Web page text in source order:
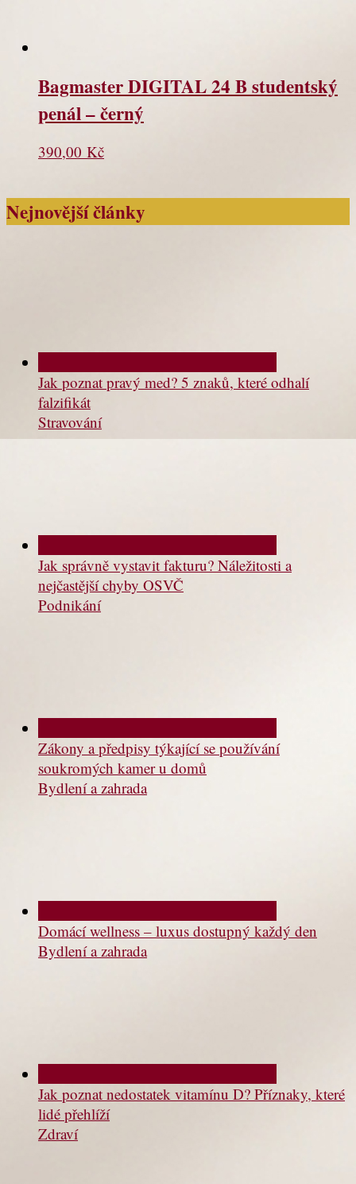
Bagmaster DIGITAL 24 B studentský
penál – černý
390,00 Kč
Nejnovější články
Jak poznat pravý med? 5 znaků, které odhalí
falzifikát
Stravování
Jak správně vystavit fakturu? Náležitosti a
nejčastější chyby OSVČ
Podnikání
Zákony a předpisy týkající se používání
soukromých kamer u domů
Bydlení a zahrada
Domácí wellness – luxus dostupný každý den
Bydlení a zahrada
Jak poznat nedostatek vitamínu D? Příznaky, které
lidé přehlíží
Zdraví